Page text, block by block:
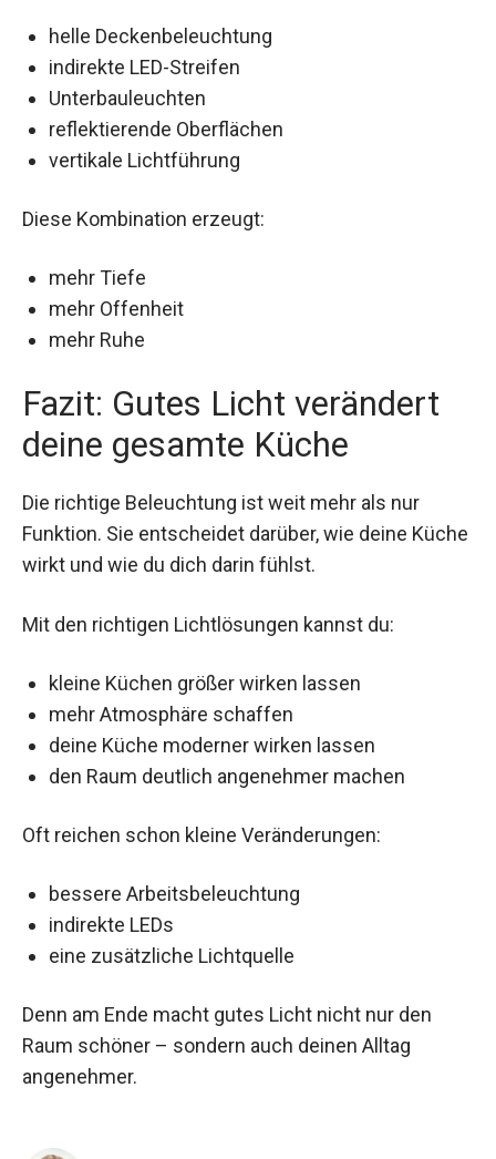
helle Deckenbeleuchtung
indirekte LED-Streifen
Unterbauleuchten
reflektierende Oberflächen
vertikale Lichtführung
Diese Kombination erzeugt:
mehr Tiefe
mehr Offenheit
mehr Ruhe
Fazit: Gutes Licht verändert
deine gesamte Küche
Die richtige Beleuchtung ist weit mehr als nur
Funktion. Sie entscheidet darüber, wie deine Küche
wirkt und wie du dich darin fühlst.
Mit den richtigen Lichtlösungen kannst du:
kleine Küchen größer wirken lassen
mehr Atmosphäre schaffen
deine Küche moderner wirken lassen
den Raum deutlich angenehmer machen
Oft reichen schon kleine Veränderungen:
bessere Arbeitsbeleuchtung
indirekte LEDs
eine zusätzliche Lichtquelle
Denn am Ende macht gutes Licht nicht nur den
Raum schöner – sondern auch deinen Alltag
angenehmer.